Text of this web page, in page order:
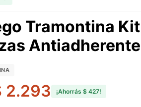
Tramontina
Antiadherente
2.293 ¡Ahorrás $ 427!